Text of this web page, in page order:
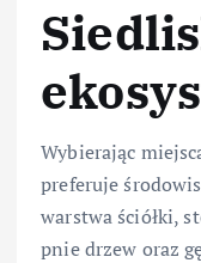
Wybierając
preferuje
warstwa ściółki,
pnie drzew oraz